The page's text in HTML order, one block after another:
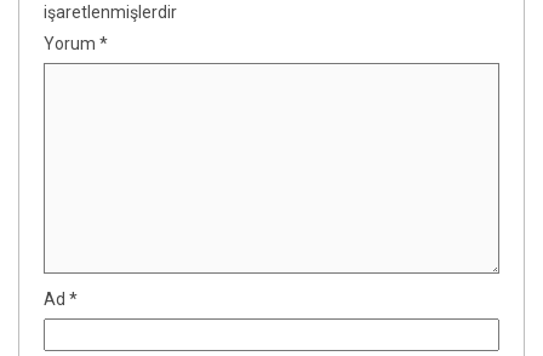
işaretlenmişlerdir
Yorum *
Ad *